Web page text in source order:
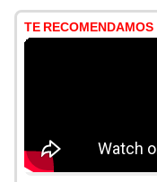
TE RECOMENDAMOS